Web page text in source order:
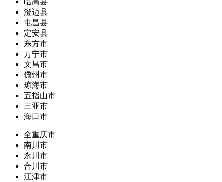
临高县
澄迈县
屯昌县
定安县
东方市
万宁市
文昌市
儋州市
琼海市
五指山市
三亚市
海口市
全重庆市
南川市
永川市
合川市
江津市